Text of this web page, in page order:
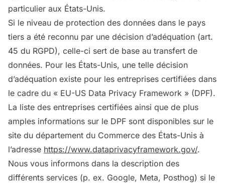
particulier aux États-Unis.
Si le niveau de protection des données dans le pays
tiers a été reconnu par une décision d’adéquation (art.
45 du RGPD), celle-ci sert de base au transfert de
données. Pour les États-Unis, une telle décision
d’adéquation existe pour les entreprises certifiées dans
le cadre du « EU-US Data Privacy Framework » (DPF).
La liste des entreprises certifiées ainsi que de plus
amples informations sur le DPF sont disponibles sur le
site du département du Commerce des États-Unis à
l’adresse https://www.dataprivacyframework.gov/.
Nous vous informons dans la description des
différents services (p. ex. Google, Meta, Posthog) si le